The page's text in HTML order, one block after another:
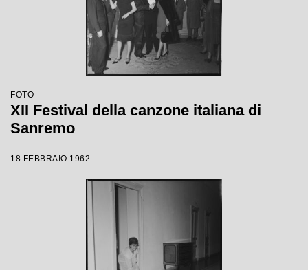
FOTO
XII Festival della canzone italiana di
Sanremo
18 FEBBRAIO 1962